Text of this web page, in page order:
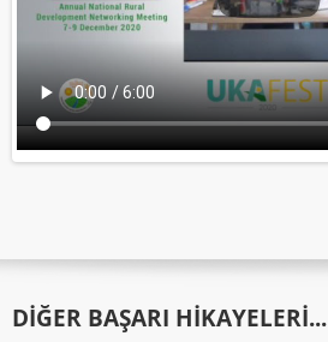
DIĞER BAŞARI HIKAYELERI...